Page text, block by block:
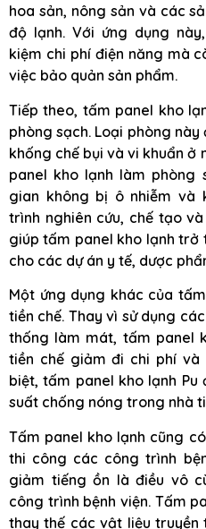
hoa sản, nông sản và các
độ lạnh. Với ứng dụng
kiệm chi phí điện năng mà
việc bảo quản sản phẩm.
Tiếp theo, tấm panel kho
phòng sạch. Loại phòng
khống chế bụi và vi khuẩn ở
panel kho lạnh làm phòng
gian không bị ô nhiễm và
trình nghiên cứu, chế tạo
giúp tấm panel kho lạnh trở
cho các dự án y tế, dược
Một ứng dụng khác của
tiền chế. Thay vì sử dụng
thống làm mát, tấm panel
tiền chế giảm đi chi phí và
biệt, tấm panel kho lạnh Pu
suất chống nóng trong nhà
Tấm panel kho lạnh cũng
thi công các công trình
giảm tiếng ồn là điều vô
công trình bệnh viện. Tấm
thay thế các vật liệu truyền